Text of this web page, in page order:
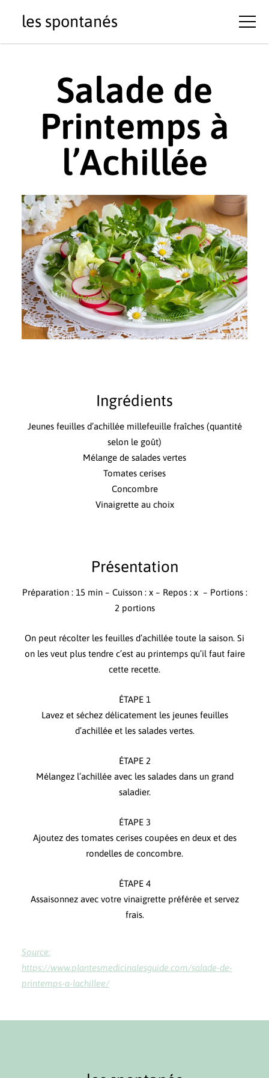
les spontanés
Salade de
Printemps à
l’Achillée
Ingrédients
Jeunes feuilles d’achillée millefeuille fraîches (quantité
selon le goût)
Mélange de salades vertes
Tomates cerises
Concombre
Vinaigrette au choix
Présentation
Préparation : 15 min – Cuisson : x – Repos : x – Portions :
2 portions
On peut récolter les feuilles d’achillée toute la saison. Si
on les veut plus tendre c’est au printemps qu’il faut faire
cette recette.
ÉTAPE 1
Lavez et séchez délicatement les jeunes feuilles
d’achillée et les salades vertes.
ÉTAPE 2
Mélangez l’achillée avec les salades dans un grand
saladier.
ÉTAPE 3
Ajoutez des tomates cerises coupées en deux et des
rondelles de concombre.
ÉTAPE 4
Assaisonnez avec votre vinaigrette préférée et servez
frais.
Source:
https://www.plantesmedicinalesguide.com/salade-de-
printemps-a-lachillee/